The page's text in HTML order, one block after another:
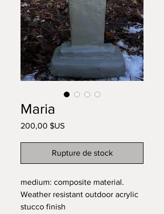
Maria
200,00 $USPrix
Rupture de stock
medium: composite material.
Weather resistant outdoor acrylic
stucco finish